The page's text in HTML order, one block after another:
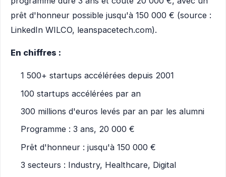
prêt d'honneur possible jusqu'à 150 000 € (source :
LinkedIn WILCO, leanspacetech.com).
En chiffres :
1 500+ startups accélérées depuis 2001
100 startups accélérées par an
300 millions d'euros levés par an par les alumni
Programme : 3 ans, 20 000 €
Prêt d'honneur : jusqu'à 150 000 €
3 secteurs : Industry, Healthcare, Digital